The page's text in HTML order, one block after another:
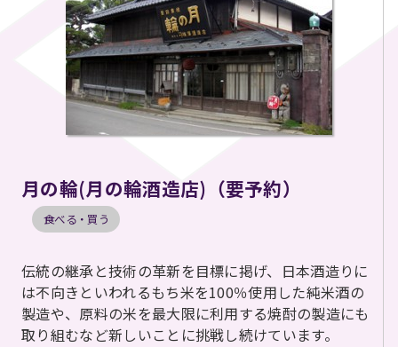
月の輪(月の輪酒造店)（要予約）
食べる・買う
伝統の継承と技術の革新を目標に掲げ、日本酒造りに
は不向きといわれるもち米を100％使用した純米酒の
製造や、原料の米を最大限に利用する焼酎の製造にも
取り組むなど新しいことに挑戦し続けています。